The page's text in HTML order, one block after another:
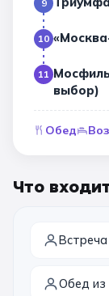
9
10
11
выбор)
Обед
Что
Обед из